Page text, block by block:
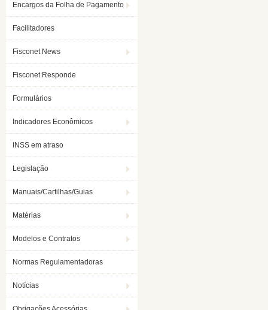
Encargos da Folha de Pagamento
Facilitadores
Fisconet News
Fisconet Responde
Formulários
Indicadores Econômicos
INSS em atraso
Legislação
Manuais/Cartilhas/Guias
Matérias
Modelos e Contratos
Normas Regulamentadoras
Notícias